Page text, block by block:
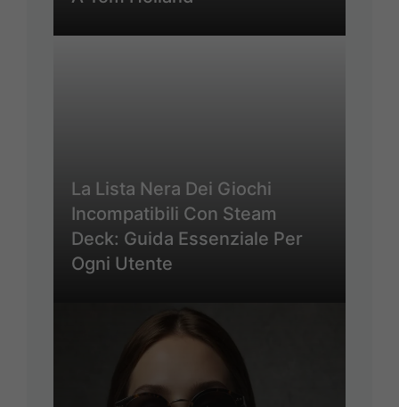
La Lista Nera Dei Giochi
Incompatibili Con Steam
Deck: Guida Essenziale Per
Ogni Utente